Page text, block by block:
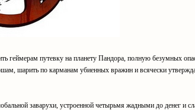
геймерам путевку на планету Пандора, полную безумных
шарить по карманам убиенных вражин и всячески
заварухи, устроенной четырьмя жадными до денег и